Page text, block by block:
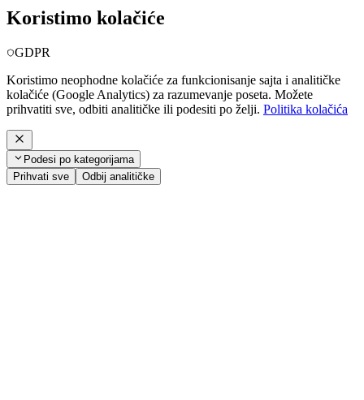
Koristimo kolačiće
GDPR
Koristimo neophodne kolačiće za funkcionisanje sajta i analitičke
kolačiće (Google Analytics) za razumevanje poseta. Možete
prihvatiti sve, odbiti analitičke ili podesiti po želji. Politika kolačića
Podesi po kategorijama
Prihvati sve
Odbij analitičke